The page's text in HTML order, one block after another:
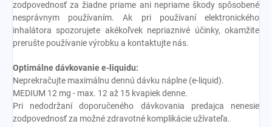
zodpovednosť za žiadne priame ani nepriame škody spôsobené
nesprávnym používaním. Ak pri používaní elektronického
inhalátora spozorujete akékoľvek nepriaznivé účinky, okamžite
prerušte používanie výrobku a kontaktujte nás.
Optimálne dávkovanie e-liquidu:
Neprekračujte maximálnu dennú dávku náplne (e-liquid).
MEDIUM 12 mg - max. 12 až 15 kvapiek denne.
Pri nedodržaní doporučeného dávkovania predajca nenesie
zodpovednosť za možné zdravotné komplikácie užívateľa.